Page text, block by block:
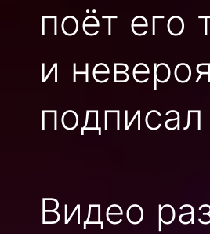
поёт его
и
Видео